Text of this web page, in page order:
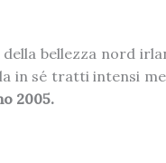
bellezza nord
in sé tratti intensi
2005.